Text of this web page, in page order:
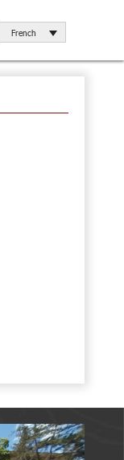
French